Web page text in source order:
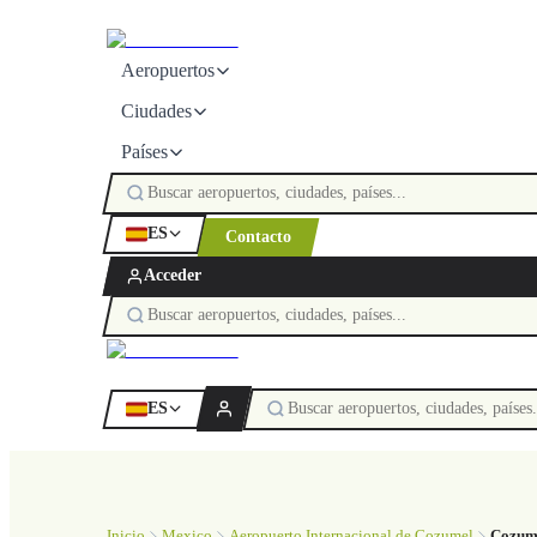
Aeropuertos
Ciudades
Países
ES Contacto
Acceder
ES